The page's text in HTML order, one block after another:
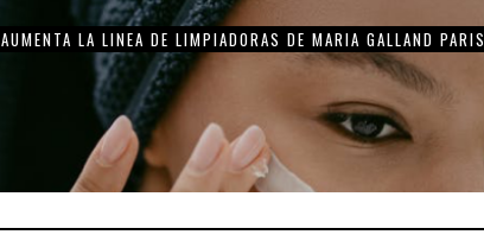
THE CARING, UN SET MUY ESPECIAL DE MARIA GALLAND PARIS